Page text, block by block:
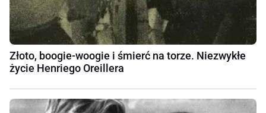
Złoto, boogie-woogie i śmierć na torze. Niezwykłe
życie Henriego Oreillera